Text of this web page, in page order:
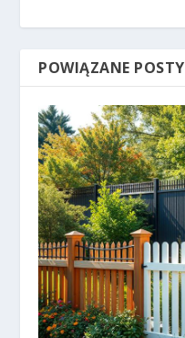
POWIĄZANE POSTY